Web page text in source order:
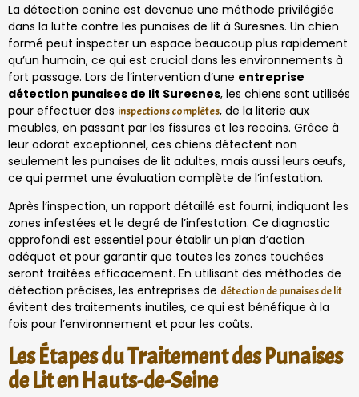
La détection canine est devenue une méthode privilégiée
dans la lutte contre les punaises de lit à Suresnes. Un chien
formé peut inspecter un espace beaucoup plus rapidement
qu’un humain, ce qui est crucial dans les environnements à
fort passage. Lors de l’intervention d’une entreprise
détection punaises de lit Suresnes, les chiens sont utilisés
pour effectuer des inspections complètes, de la literie aux
meubles, en passant par les fissures et les recoins. Grâce à
leur odorat exceptionnel, ces chiens détectent non
seulement les punaises de lit adultes, mais aussi leurs œufs,
ce qui permet une évaluation complète de l’infestation.
Après l’inspection, un rapport détaillé est fourni, indiquant les
zones infestées et le degré de l’infestation. Ce diagnostic
approfondi est essentiel pour établir un plan d’action
adéquat et pour garantir que toutes les zones touchées
seront traitées efficacement. En utilisant des méthodes de
détection précises, les entreprises de détection de punaises de lit
évitent des traitements inutiles, ce qui est bénéfique à la
fois pour l’environnement et pour les coûts.
Les Étapes du Traitement des Punaises
de Lit en Hauts-de-Seine